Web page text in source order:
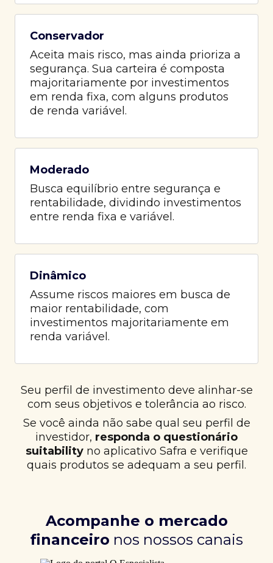
Conservador
Aceita mais risco, mas ainda prioriza a
segurança. Sua carteira é composta
majoritariamente por investimentos
em renda fixa, com alguns produtos
de renda variável.
Moderado
Busca equilíbrio entre segurança e
rentabilidade, dividindo investimentos
entre renda fixa e variável.
Dinâmico
Assume riscos maiores em busca de
maior rentabilidade, com
investimentos majoritariamente em
renda variável.
Seu perfil de investimento deve alinhar-se
com seus objetivos e tolerância ao risco.
Se você ainda não sabe qual seu perfil de
investidor, responda o questionário
suitabilityno aplicativo Safra e verifique
quais produtos se adequam a seu perfil.
Acompanhe o mercado
financeiro nos nossos canais